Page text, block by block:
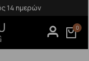
14 ημερών
0